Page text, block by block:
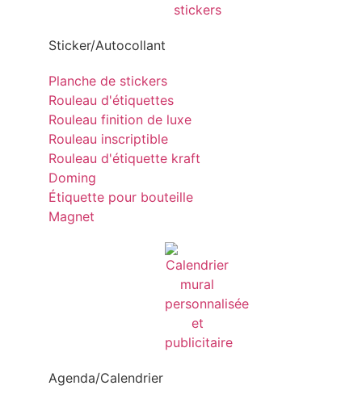
Sticker/Autocollant
Planche de stickers
Rouleau d'étiquettes
Rouleau finition de luxe
Rouleau inscriptible
Rouleau d'étiquette kraft
Doming
Étiquette pour bouteille
Magnet
Agenda/Calendrier